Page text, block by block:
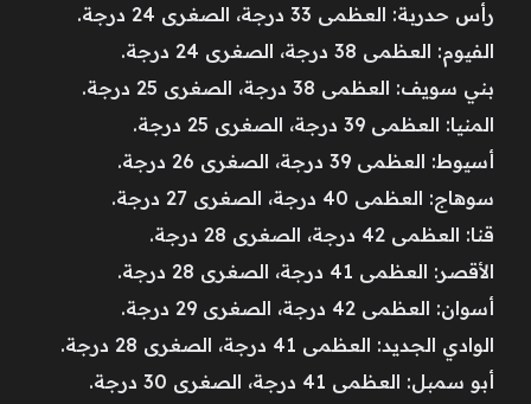
رأس حدربة: العظمى 33 درجة، الصغرى 24 درجة.
الفيوم: العظمى 38 درجة، الصغرى 24 درجة.
بني سويف: العظمى 38 درجة، الصغرى 25 درجة.
المنيا: العظمى 39 درجة، الصغرى 25 درجة.
أسيوط: العظمى 39 درجة، الصغرى 26 درجة.
سوهاج: العظمى 40 درجة، الصغرى 27 درجة.
قنا: العظمى 42 درجة، الصغرى 28 درجة.
الأقصر: العظمى 41 درجة، الصغرى 28 درجة.
أسوان: العظمى 42 درجة، الصغرى 29 درجة.
الوادي الجديد: العظمى 41 درجة، الصغرى 28 درجة.
أبو سمبل: العظمى 41 درجة، الصغرى 30 درجة.